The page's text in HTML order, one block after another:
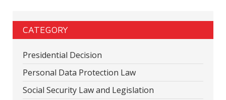
CATEGORY
Presidential Decision
Personal Data Protection Law
Social Security Law and Legislation